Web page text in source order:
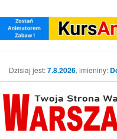
Dzisiaj jest:7.8.2026, imieniny: